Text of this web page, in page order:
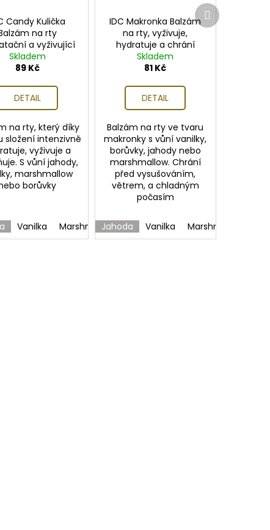
Candy Kulička
na rty
a vyživující
Skladem
89 Kč
DETAIL
na rty, který díky
složení intenzivně
vyživuje a
S vůní jahody,
marshmallow
borůvky
Vanilka Marshmallow Borůvka
IDC Makronka Balzám
na rty, vyživuje,
hydratuje a chrání
Skladem
81 Kč
DETAIL
Balzám na rty ve tvaru
makronky s vůní vanilky,
borůvky, jahody nebo
marshmallow. Chrání
před vysušováním,
větrem, a chladným
počasím
Jahoda Vanilka Marshmallow
Další
produkt